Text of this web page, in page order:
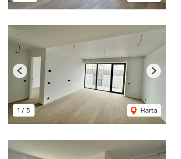
1 / 5 Harta
Previous Next